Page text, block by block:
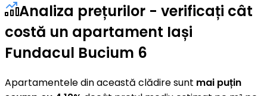
Analiza prețurilor - verificați cât
costă un apartament Iași
Fundacul Bucium 6
Apartamentele din această clădire sunt mai puțin